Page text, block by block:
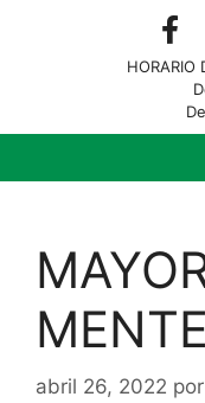
HORARIO
abril 26, 2022 por